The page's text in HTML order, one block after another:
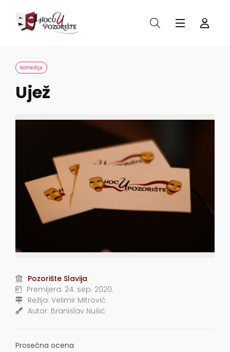
komedija
Ujež
Pozorište Slavija
Premijera: 24. sep. 2020.
Režija: Velimir Mitrović
Autor: Branislav Nušić
Prosečna ocena